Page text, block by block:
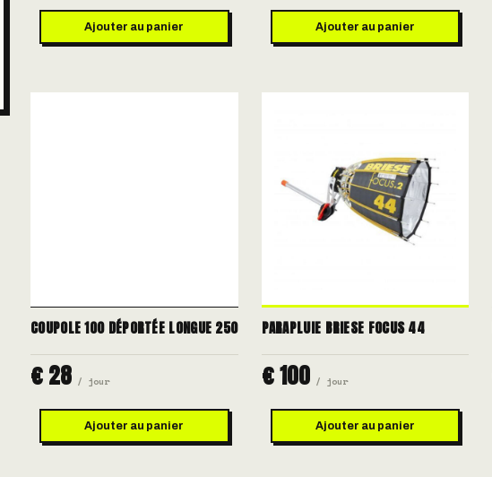
Ajouter au panier Ajouter au panier
COUPOLE 100 DÉPORTÉE LONGUE 250
€ 28 / jour
Ajouter au panier
PARAPLUIE BRIESE FOCUS 44
€ 100 / jour
Ajouter au panier